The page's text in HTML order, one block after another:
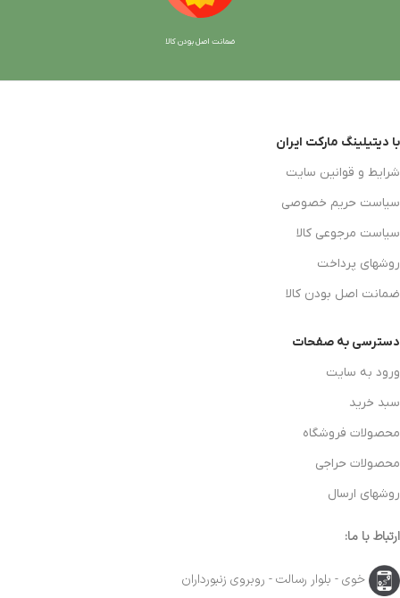
ضمانت اصل بودن کالا
با دیتیلینگ مارکت ایران
شرایط و قوانین سایت
سیاست حریم خصوصی
سیاست مرجوعی کالا
روشهای پرداخت
ضمانت اصل بودن کالا
دسترسی به صفحات
ورود به سایت
سبد خرید
محصولات فروشگاه
محصولات حراجی
روشهای ارسال
ارتباط با ما:
خوی - بلوار رسالت - روبروی زنبورداران